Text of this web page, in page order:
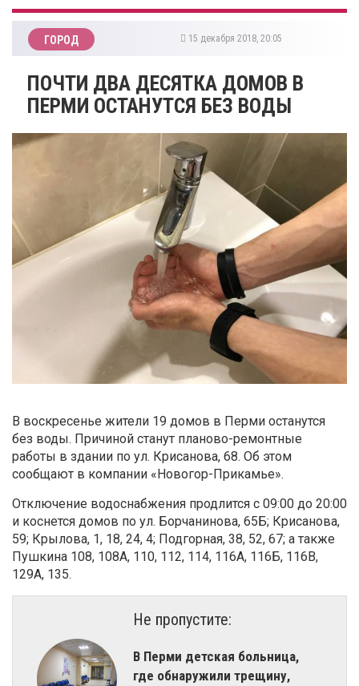
ГОРОД 15 декабря 2018, 20:05
ПОЧТИ ДВА ДЕСЯТКА ДОМОВ В
ПЕРМИ ОСТАНУТСЯ БЕЗ ВОДЫ
В воскресенье жители 19 домов в Перми останутся
без воды. Причиной станут планово-ремонтные
работы в здании по ул. Крисанова, 68. Об этом
сообщают в компании «Новогор-Прикамье».
Отключение водоснабжения продлится с 09:00 до 20:00
и коснется домов по ул. Борчанинова, 65Б; Крисанова,
59; Крылова, 1, 18, 24, 4; Подгорная, 38, 52, 67; а также
Пушкина 108, 108А, 110, 112, 114, 116А, 116Б, 116В,
129А, 135.
Не пропустите:
​В Перми детская больница,
где обнаружили трещину,